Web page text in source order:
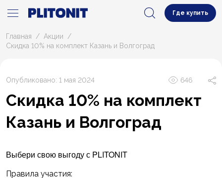
Где купить
Главная
Акции
Скидка 10% на комплект Казань и Волгоград
Опубликовано: 1 мая 2024 646
Скидка 10% на комплект
Казань и Волгоград
Выбери свою выгоду с PLITONIT
Правила участия: